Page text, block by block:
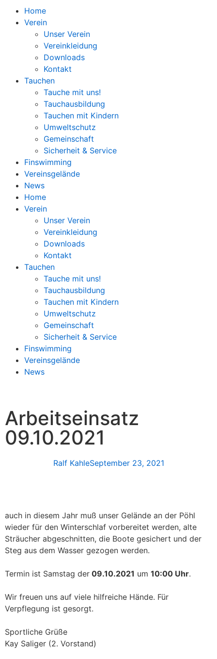
Home
Verein
Unser Verein
Vereinkleidung
Downloads
Kontakt
Tauchen
Tauche mit uns!
Tauchausbildung
Tauchen mit Kindern
Umweltschutz
Gemeinschaft
Sicherheit & Service
Finswimming
Vereinsgelände
News
Home
Verein
Unser Verein
Vereinkleidung
Downloads
Kontakt
Tauchen
Tauche mit uns!
Tauchausbildung
Tauchen mit Kindern
Umweltschutz
Gemeinschaft
Sicherheit & Service
Finswimming
Vereinsgelände
News
Arbeitseinsatz
09.10.2021
Ralf KahleSeptember 23, 2021
auch in diesem Jahr muß unser Gelände an der Pöhl
wieder für den Winterschlaf vorbereitet werden, alte
Sträucher abgeschnitten, die Boote gesichert und der
Steg aus dem Wasser gezogen werden.
Termin ist Samstag der 09.10.2021 um 10:00 Uhr.
Wir freuen uns auf viele hilfreiche Hände. Für
Verpflegung ist gesorgt.
Sportliche Grüße
Kay Saliger (2. Vorstand)